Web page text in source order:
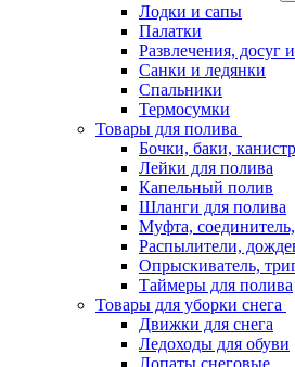
Лодки и сапы
Палатки
Развлечения, досуг
Санки и ледянки
Спальники
Термосумки
Товары для полива
Бочки, баки,
Лейки для полива
Капельный полив
Шланги для полива
Муфта,
Распылители,
Опрыскиватель,
Таймеры для полива
Товары для уборки снега
Движки для снега
Ледоходы для обуви
Лопаты снеговые